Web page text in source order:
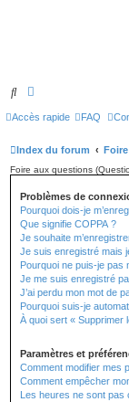
Rechercher
Accès rapide FAQ
Index du forum
Foire aux questions
Problèmes de
Pourquoi dois-je
Que signifie COPPA ?
Je souhaite
Je suis enregistré mais
Pourquoi ne puis-je pas
Je me suis enregistré
J’ai perdu mon mot de
Pourquoi suis-je
À quoi sert « Supprimer
Paramètres et
Comment modifier mes
Comment empêcher
Les heures ne sont pas